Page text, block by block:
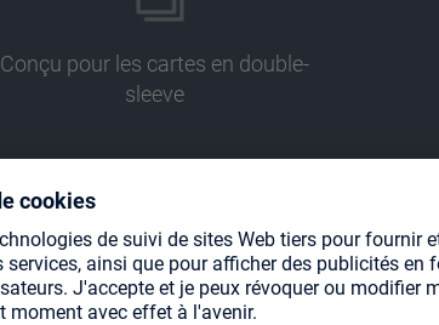
Conçu pour les cartes en double-
sleeve
Pages sans acide ni PVC